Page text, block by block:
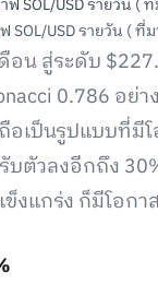
SOL/USD รายวัน ( ที่
อน สู่ระดับ
0.786 อย่า
เป็นรูปแบบที่มี
บตัวลงอีกถึง
แกร่ง ก็มีโอกา